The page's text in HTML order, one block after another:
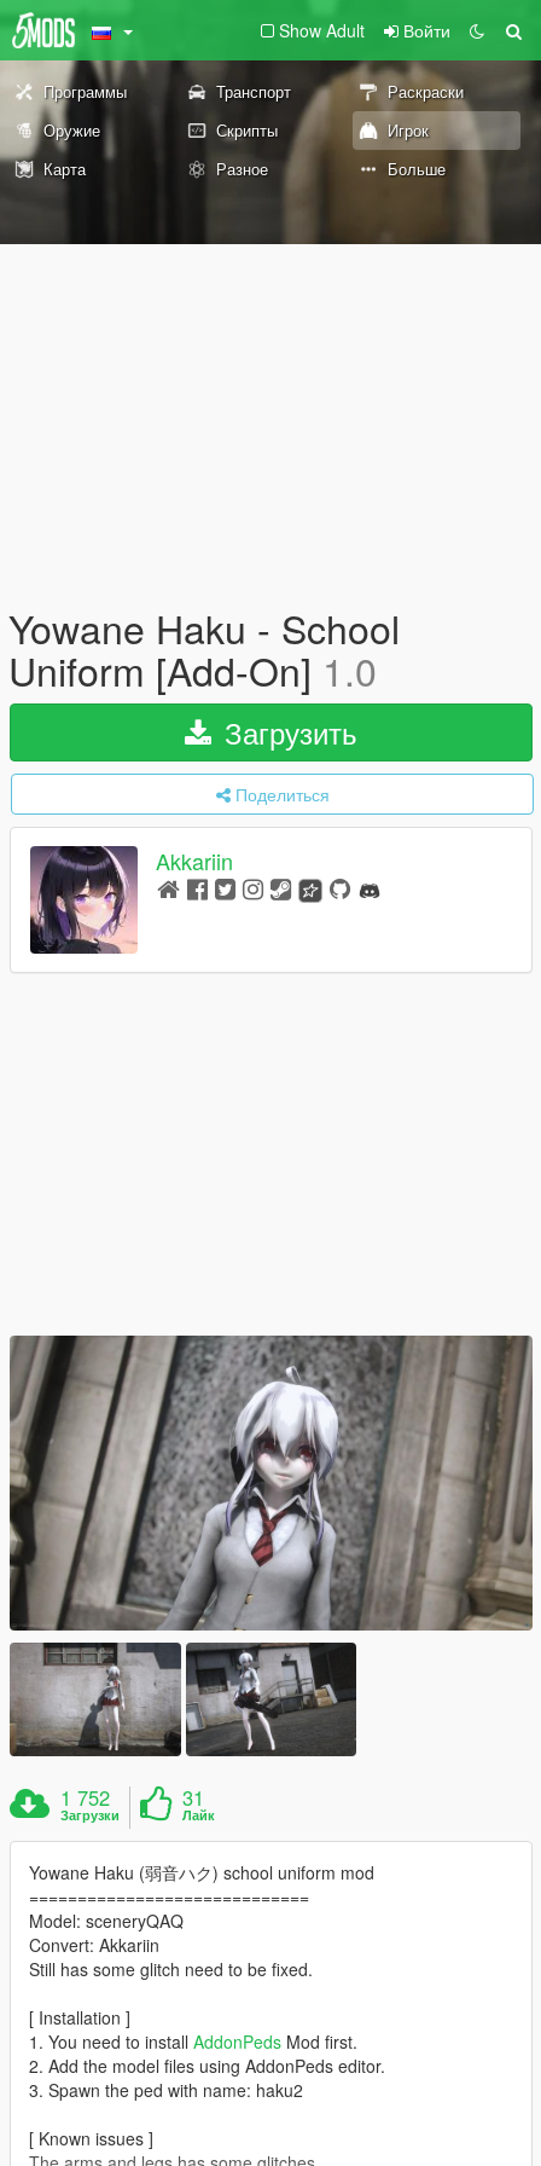
Show Adult Войти
Программы Транспорт
Раскраски
Оружие
Скрипты
Игрок
Карта
Разное Больше
Yowane Haku - School
Uniform [Add-On] 1.0
Загрузить
Поделиться
Akkariin
1 752
Загрузки
31
Лайк
Yowane Haku (弱音ハク) school uniform mod
=============================
Model: sceneryQAQ
Convert: Akkariin
Still has some glitch need to be fixed.
[ Installation ]
1. You need to install AddonPeds Mod first.
2. Add the model files using AddonPeds editor.
3. Spawn the ped with name: haku2
[ Known issues ]